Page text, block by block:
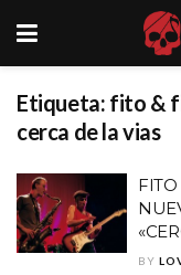
Etiqueta: fito &
cerca de la vias
BY